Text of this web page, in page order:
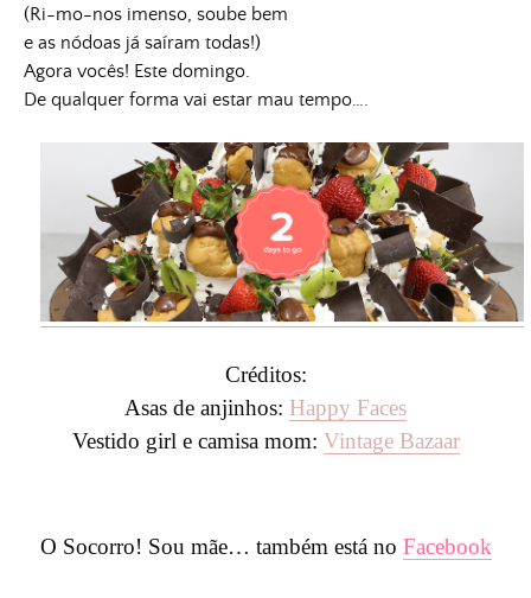
(Ri-mo-nos imenso, soube bem
e as nódoas já saíram todas!)
Agora vocês! Este domingo.
De qualquer forma vai estar mau tempo….
Créditos:
Asas de anjinhos: Happy Faces
Vestido girl e camisa mom: Vintage Bazaar
O Socorro! Sou mãe… também está no Facebook